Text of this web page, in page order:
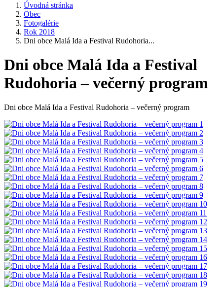
Úvodná stránka
Obec
Fotogalérie
Rok 2018
Dni obce Malá Ida a Festival Rudohoria...
Dni obce Malá Ida a Festival
Rudohoria – večerný program
Dni obce Malá Ida a Festival Rudohoria – večerný program